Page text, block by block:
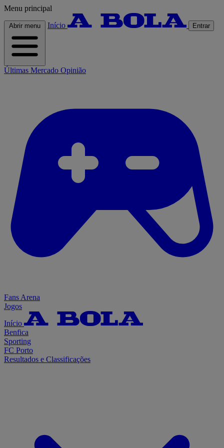
Menu principal
Abrir menu Início Entrar
Últimas Mercado Opinião
Fans Arena
Jogos
Início
Benfica
Sporting
FC Porto
Resultados e Classificações